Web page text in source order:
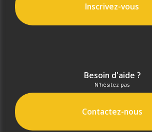
Inscrivez-vous
Besoin d'aide ?
N'hésitez pas
Contactez-nous